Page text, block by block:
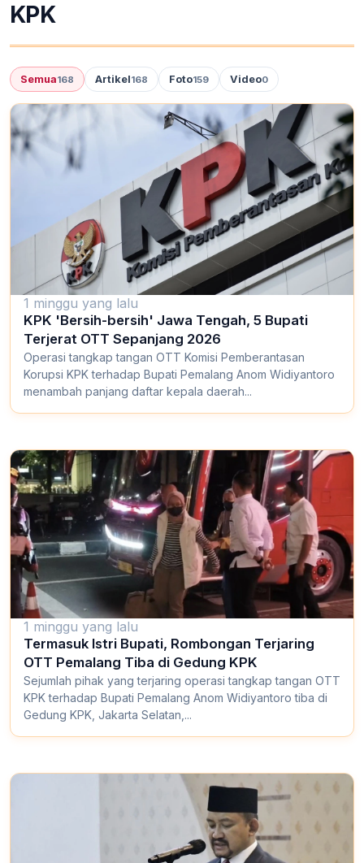
KPK
Semua168 Artikel168 Foto159 Video0
1 minggu yang lalu
KPK 'Bersih-bersih' Jawa Tengah, 5 Bupati
Terjerat OTT Sepanjang 2026
Operasi tangkap tangan OTT Komisi Pemberantasan
Korupsi KPK terhadap Bupati Pemalang Anom Widiyantoro
menambah panjang daftar kepala daerah...
1 minggu yang lalu
Termasuk Istri Bupati, Rombongan Terjaring
OTT Pemalang Tiba di Gedung KPK
Sejumlah pihak yang terjaring operasi tangkap tangan OTT
KPK terhadap Bupati Pemalang Anom Widiyantoro tiba di
Gedung KPK, Jakarta Selatan,...